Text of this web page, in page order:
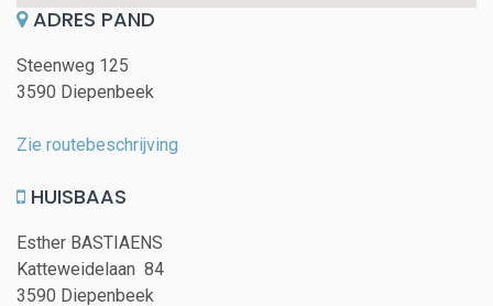
ADRES PAND
Steenweg 125
3590 Diepenbeek
Zie routebeschrijving
HUISBAAS
Esther BASTIAENS
Katteweidelaan 84
3590 Diepenbeek